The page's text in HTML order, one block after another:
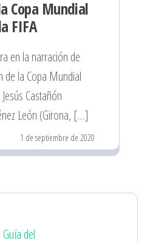
Copa Mundial
FIFA
en la narración de
de la Copa Mundial
Castañón
León (Girona, […]
1 de septiembre de 2020
Guía del